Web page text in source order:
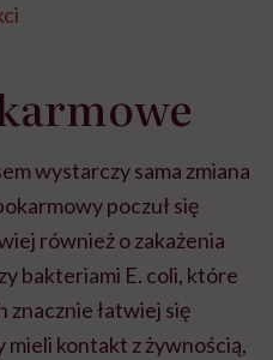
wystarczy sama zmiana
poczuł się
również o zakażenia
bakteriami E. coli, które
łatwiej się
mieli kontakt z żywnością,